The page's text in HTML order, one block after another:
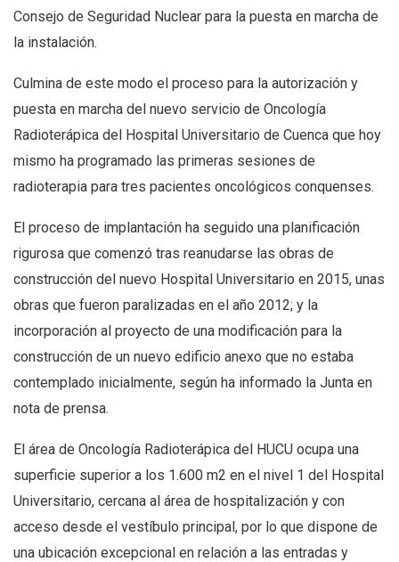
Consejo de Seguridad Nuclear para la puesta en marcha de
la instalación.
Culmina de este modo el proceso para la autorización y
puesta en marcha del nuevo servicio de Oncología
Radioterápica del Hospital Universitario de Cuenca que hoy
mismo ha programado las primeras sesiones de
radioterapia para tres pacientes oncológicos conquenses.
El proceso de implantación ha seguido una planificación
rigurosa que comenzó tras reanudarse las obras de
construcción del nuevo Hospital Universitario en 2015, unas
obras que fueron paralizadas en el año 2012; y la
incorporación al proyecto de una modificación para la
construcción de un nuevo edificio anexo que no estaba
contemplado inicialmente, según ha informado la Junta en
nota de prensa.
El área de Oncología Radioterápica del HUCU ocupa una
superficie superior a los 1.600 m2 en el nivel 1 del Hospital
Universitario, cercana al área de hospitalización y con
acceso desde el vestíbulo principal, por lo que dispone de
una ubicación excepcional en relación a las entradas y